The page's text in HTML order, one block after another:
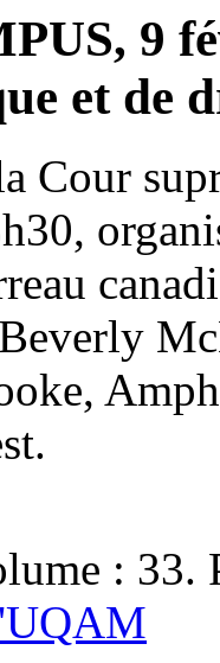
9
et de
Cour
: 33.